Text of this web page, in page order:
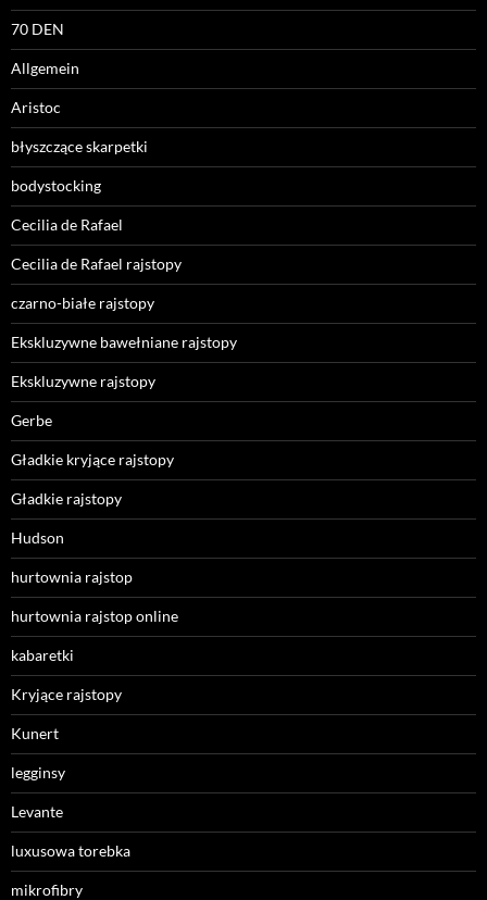
70 DEN
Allgemein
Aristoc
błyszczące skarpetki
bodystocking
Cecilia de Rafael
Cecilia de Rafael rajstopy
czarno-białe rajstopy
Ekskluzywne bawełniane rajstopy
Ekskluzywne rajstopy
Gerbe
Gładkie kryjące rajstopy
Gładkie rajstopy
Hudson
hurtownia rajstop
hurtownia rajstop online
kabaretki
Kryjące rajstopy
Kunert
legginsy
Levante
luxusowa torebka
mikrofibry